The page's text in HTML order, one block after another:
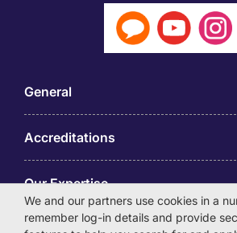
General
Accreditations
Our Expertise
アプリ
We and our partners use cookies in a
remember log-in details and provide